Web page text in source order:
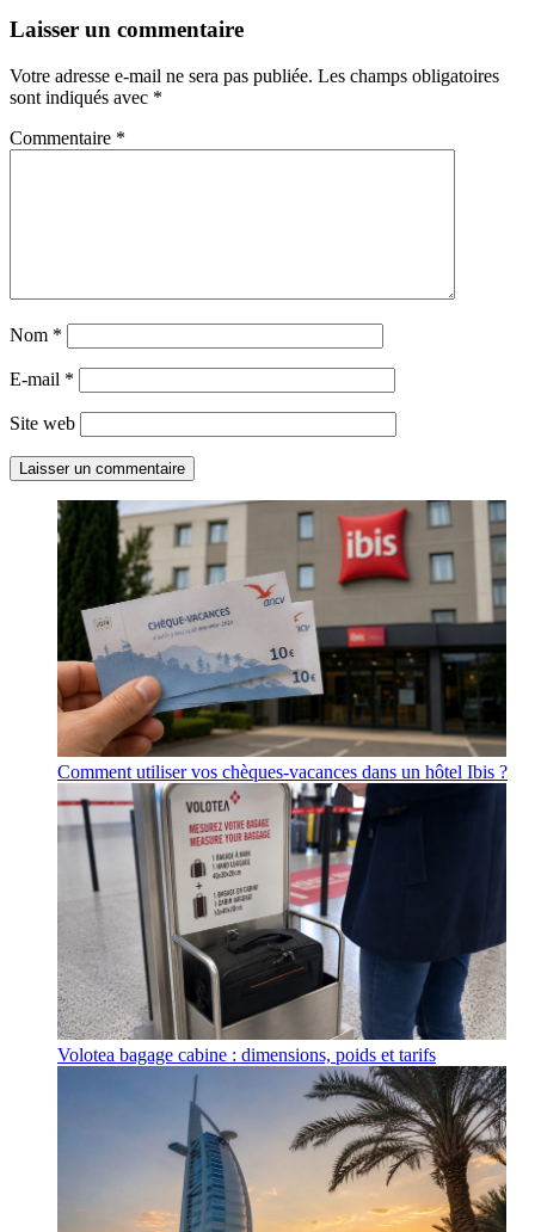
Laisser un commentaire
Votre adresse e-mail ne sera pas publiée. Les champs obligatoires
sont indiqués avec *
Commentaire *
Nom *
E-mail *
Site web
Comment utiliser vos chèques-vacances dans un hôtel Ibis ?
Volotea bagage cabine : dimensions, poids et tarifs